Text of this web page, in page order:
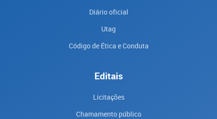
Diário oficial
Utag
Código de Ética e Conduta
Editais
Licitações
Chamamento público